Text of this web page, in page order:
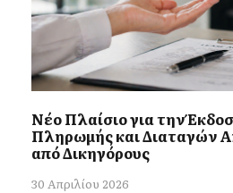
Νέο Πλαίσιο για την
Πληρωμής και Διαταγών
από Δικηγόρους
30 Απριλίου 2026